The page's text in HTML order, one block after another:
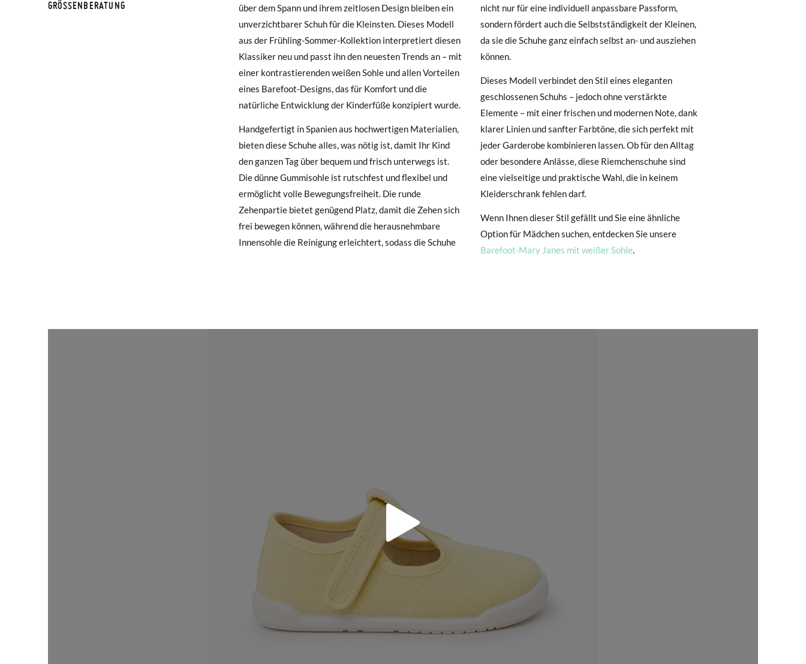
über dem Spann und ihrem zeitlosen Design bleiben ein
unverzichtbarer Schuh für die Kleinsten. Dieses Modell
aus der Frühling-Sommer-Kollektion interpretiert diesen
Klassiker neu und passt ihn den neuesten Trends an – mit
einer kontrastierenden weißen Sohle und allen Vorteilen
eines Barefoot-Designs, das für Komfort und die
natürliche Entwicklung der Kinderfüße konzipiert wurde.
Handgefertigt in Spanien aus hochwertigen Materialien,
bieten diese Schuhe alles, was nötig ist, damit Ihr Kind
den ganzen Tag über bequem und frisch unterwegs ist.
Die dünne Gummisohle ist rutschfest und flexibel und
ermöglicht volle Bewegungsfreiheit. Die runde
Zehenpartie bietet genügend Platz, damit die Zehen sich
frei bewegen können, während die herausnehmbare
Innensohle die Reinigung erleichtert, sodass die Schuhe
nicht nur für eine individuell anpassbare Passform,
sondern fördert auch die Selbstständigkeit der Kleinen,
da sie die Schuhe ganz einfach selbst an- und ausziehen
können.
Dieses Modell verbindet den Stil eines eleganten
geschlossenen Schuhs – jedoch ohne verstärkte
Elemente – mit einer frischen und modernen Note, dank
klarer Linien und sanfter Farbtöne, die sich perfekt mit
jeder Garderobe kombinieren lassen. Ob für den Alltag
oder besondere Anlässe, diese Riemchenschuhe sind
eine vielseitige und praktische Wahl, die in keinem
Kleiderschrank fehlen darf.
Wenn Ihnen dieser Stil gefällt und Sie eine ähnliche
Option für Mädchen suchen, entdecken Sie unsere
Barefoot-Mary Janes mit weißer Sohle
Falls Ihre Schuhe ankommen und nicht ganz Ihren Vorstellungen entsprechen, können Sie ganz einfach eine kostenlose
Rücksendung beantragen.
Wenn Sie ein Kundenkonto haben, loggen Sie sich einfach ein, um den Vorgang zu starten. Wenn Sie als Gast bestellt
haben, besuchen Sie bitte unsereRuecksendung
Mail-Adresse ein. Ein Rücksendeetikett wird Ihnen dann automatisch an Ihr Postfach gesendet.
GRÖSSENBERATUNG
FUSS (CM) 12,30 12,90 13,60
INNENSOHLE (CM) 13,00 14,30 15,00 15,50 16,00
5,50 5,60 5,70 5,90 6,00 6,20